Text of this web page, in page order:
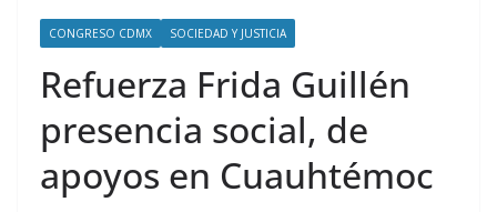
CONGRESO CDMX SOCIEDAD Y JUSTICIA
Refuerza Frida Guillén
presencia social, de
apoyos en Cuauhtémoc